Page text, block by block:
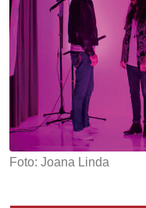
Foto: Joana Linda